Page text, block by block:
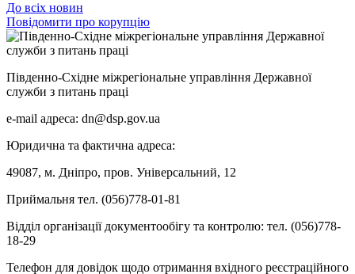
До всіх новин
Повідомити про корупцію
Південно-Східне міжрегіональне управління Державної
служби з питань праці
e-mail адреса: dn@dsp.gov.ua
Юридична та фактична адреса:
49087, м. Дніпро, пров. Універсальний, 12
Приймальня тел. (056)778-01-81
Відділ організації документообігу та контролю: тел. (056)778-
18-29
Телефон для довідок щодо отримання вхідного реєстраційного